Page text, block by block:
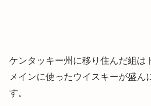
ケンタッキー州に移り住んだ組は
メインに使ったウイスキーが盛ん
す。